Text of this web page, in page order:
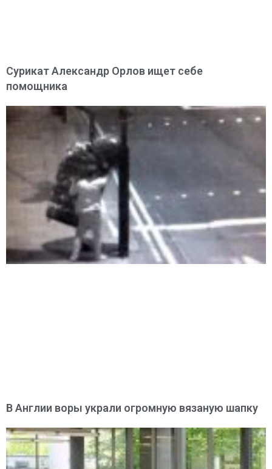
Сурикат Александр Орлов ищет себе
помощника
В Англии воры украли огромную вязаную шапку